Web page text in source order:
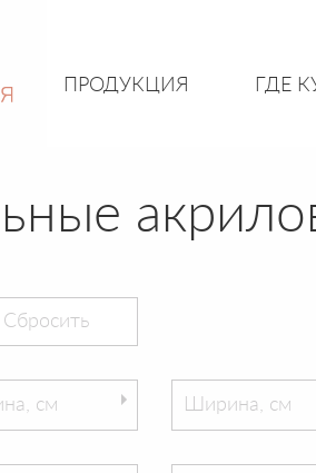
ПРОДУКЦИЯ ГДЕ
см Ширина, см